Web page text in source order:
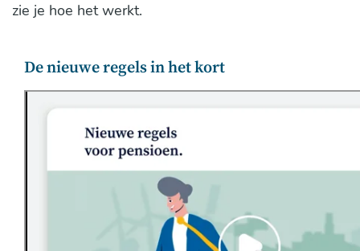
zie je hoe het werkt.
De nieuwe regels in het kort